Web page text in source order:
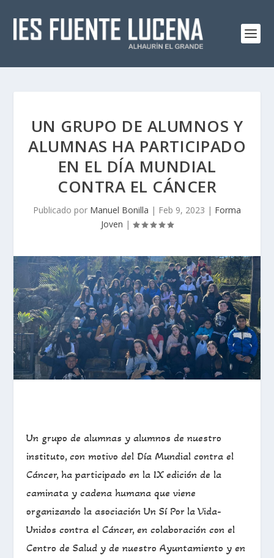
UN GRUPO DE ALUMNOS Y
ALUMNAS HA PARTICIPADO
EN EL DÍA MUNDIAL
CONTRA EL CÁNCER
Publicado por Manuel Bonilla | Feb 9, 2023 | Forma
Joven |
Un grupo de alumnas y alumnos de nuestro
instituto, con motivo del Día Mundial contra el
Cáncer, ha participado en la IX edición de la
caminata y cadena humana que viene
organizando la asociación Un Sí Por la Vida-
Unidos contra el Cáncer, en colaboración con el
Centro de Salud y de nuestro Ayuntamiento y en